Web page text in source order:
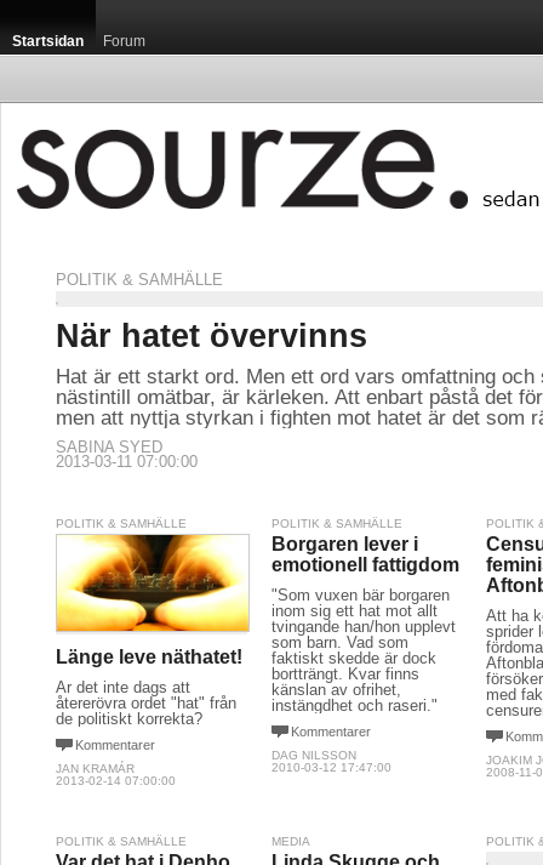
Startsidan Forum
POLITIK & SAMHÄLLE
När hatet övervinns
Hat är ett starkt ord. Men ett ord vars omfattning och
nästintill omätbar, är kärleken. Att enbart påstå det
men att nyttja styrkan i fighten mot hatet är det som
SABINA SYED
2013-03-11 07:00:00
POLITIK & SAMHÄLLE
Länge leve näthatet!
Är det inte dags att
återerövra ordet "hat" från
de politiskt korrekta?
Kommentarer
JAN KRAMÁR
2013-02-14 07:00:00
POLITIK & SAMHÄLLE
Borgaren lever i
emotionell fattigdom
"Som vuxen bär borgaren
inom sig ett hat mot allt
tvingande han/hon upplevt
som barn. Vad som
faktiskt skedde är dock
bortträngt. Kvar finns
känslan av ofrihet,
instängdhet och raseri."
Kommentarer
DAG NILSSON
2010-03-12 17:47:00
POLITIK
Att ha
sprider
med
JOAKIM
2008-11-
POLITIK & SAMHÄLLE MEDIA POLITIK